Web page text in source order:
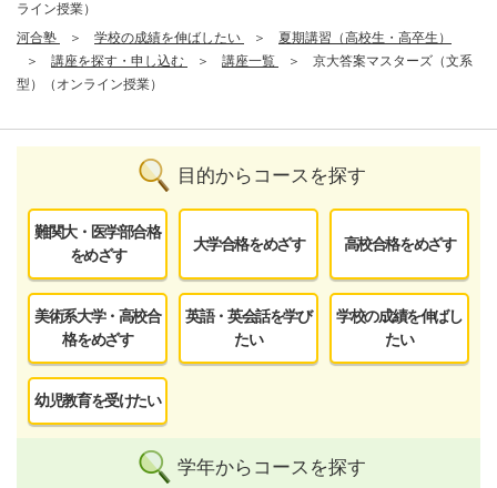
ライン授業）
河合塾
学校の成績を伸ばしたい
夏期講習（高校生・高卒生）
講座を探す・申し込む
講座一覧
京大答案マスターズ（文系
型）（オンライン授業）
目的からコースを探す
難関大・医学部合格
をめざす
大学合格をめざす 高校合格をめざす
美術系大学・高校合
格をめざす
英語・英会話を学び
たい
学校の成績を伸ばし
たい
幼児教育を受けたい
学年からコースを探す